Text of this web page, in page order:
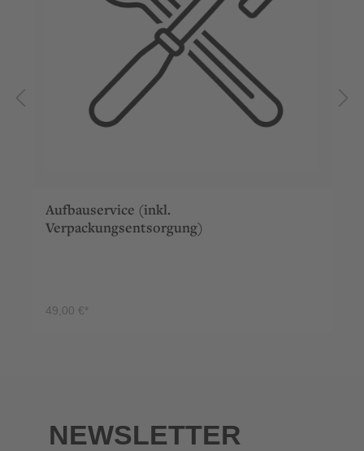
Aufbauservice (inkl.
Verpackungsentsorgung)
49,00 €*
NEWSLETTER